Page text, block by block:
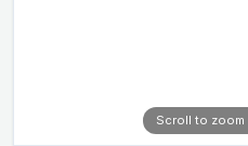
Scroll to zoom